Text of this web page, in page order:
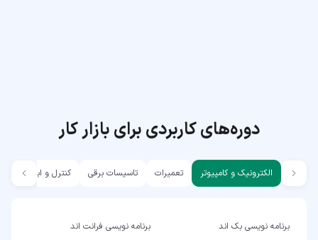
دوره‌های کاربردی برای بازار کار
الکترونیک و کامپیوتر تعمیرات تاسیسات برقی کنترل و ابزار دقیق
برنامه نویسی بک اند برنامه نویسی فرانت اند